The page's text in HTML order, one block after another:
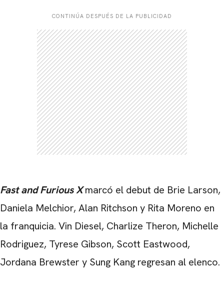
CONTINÚA DESPUÉS DE LA PUBLICIDAD
Fast and Furious Xmarcó el debut de Brie Larson,
Daniela Melchior, Alan Ritchson y Rita Moreno en
la franquicia. Vin Diesel, Charlize Theron, Michelle
Rodriguez, Tyrese Gibson, Scott Eastwood,
Jordana Brewster y Sung Kang regresan al elenco.